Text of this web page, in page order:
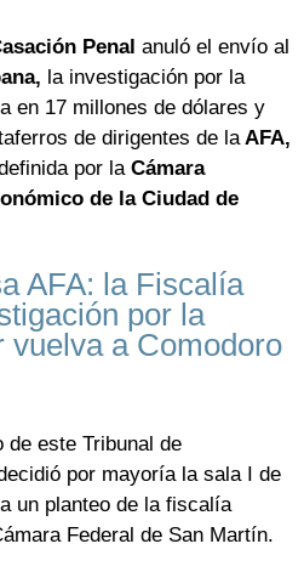
Penal anuló el envío al
la investigación por la
en 17 millones de dólares y
de dirigentes de laAFA,
por la Cámara
de la Ciudad de
AFA: la Fiscalía
por la
vuelva a Comodoro
de este Tribunal de
por mayoría la sala I de
un planteo de la fiscalía
Federal de San Martín.